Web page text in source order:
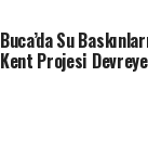
Buca’da Su
Kent Projesi Devreye